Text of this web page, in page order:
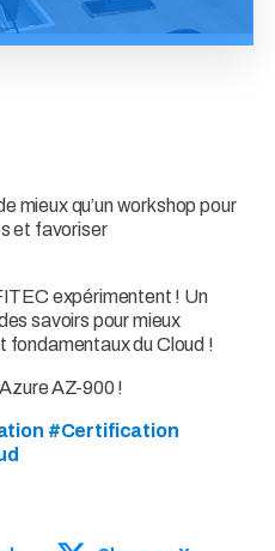
mieux qu’un workshop pour
et favoriser
expérimentent ! Un
savoirs pour mieux
fondamentaux du Cloud !
AZ-900 !
#Certification